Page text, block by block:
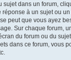
sujet dans un forum,
à un sujet ou
peut que vous ayez
Sur chaque forum,
du forum ou du
dans ce forum, vous